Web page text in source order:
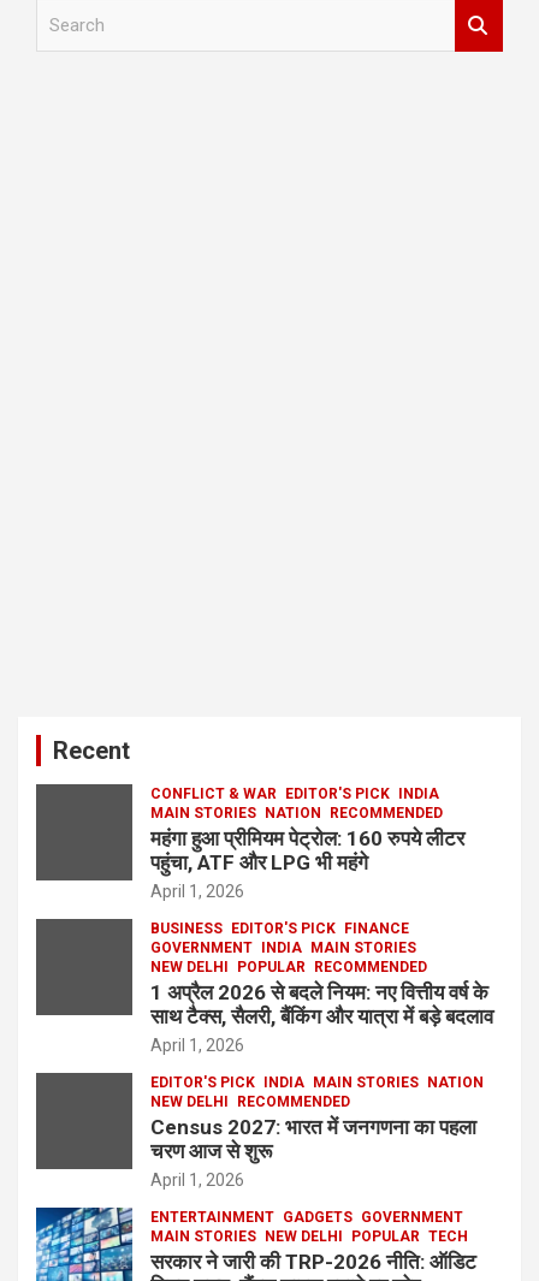
Recent
CONFLICT & WAR EDITOR'S PICK
INDIA
MAIN STORIES
NATION RECOMMENDED
महंगा हुआ प्रीमियम पेट्रोल: 160 रुपये लीटर
पहुंचा, ATF और LPG भी महंगे
April 1, 2026
BUSINESS EDITOR'S PICK
FINANCE
GOVERNMENT
INDIA
MAIN STORIES
NEW DELHI
POPULAR RECOMMENDED
1 अप्रैल 2026 से बदले नियम: नए वित्तीय वर्ष के
साथ टैक्स, सैलरी, बैंकिंग और यात्रा में बड़े बदलाव
April 1, 2026
EDITOR'S PICK INDIA MAIN STORIES
NATION
NEW DELHI
RECOMMENDED
Census 2027: भारत में जनगणना का पहला
चरण आज से शुरू
April 1, 2026
ENTERTAINMENT GADGETS GOVERNMENT
MAIN STORIES
NEW DELHI POPULAR TECH
सरकार ने जारी की TRP-2026 नीति: ऑडिट